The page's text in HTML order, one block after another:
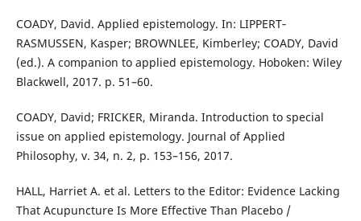
COADY, David. Applied epistemology. In: LIPPERT‐
RASMUSSEN, Kasper; BROWNLEE, Kimberley; COADY, David
(ed.). A companion to applied epistemology. Hoboken: Wiley
Blackwell, 2017. p. 51–60.
COADY, David; FRICKER, Miranda. Introduction to special
issue on applied epistemology. Journal of Applied
Philosophy, v. 34, n. 2, p. 153–156, 2017.
HALL, Harriet A. et al. Letters to the Editor: Evidence Lacking
That Acupuncture Is More Effective Than Placebo /